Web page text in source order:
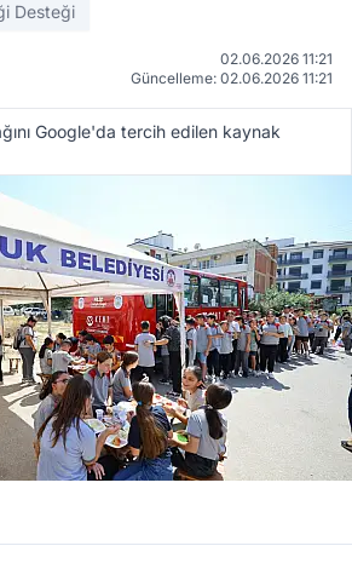
Desteği
02.06.2026 11:21
Güncelleme: 02.06.2026 11:21
Google'da tercih edilen kaynak